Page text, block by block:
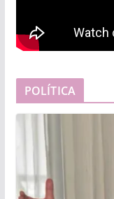
POLÍTICA